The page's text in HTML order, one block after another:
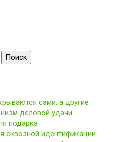
Поиск
сами, а другие
деловой удачи
подарка
сквозной идентификации